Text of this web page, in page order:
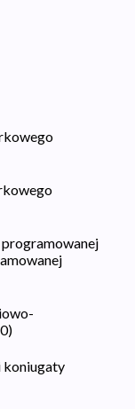
0)
koniugaty